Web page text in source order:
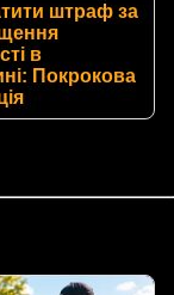
штраф за
в
Покрокова